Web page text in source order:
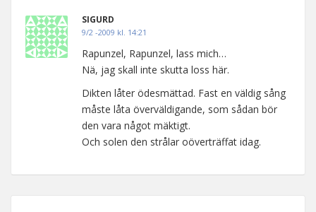
SIGURD
9/2 -2009 kl. 14:21
Rapunzel, Rapunzel, lass mich…
Nä, jag skall inte skutta loss här.
Dikten låter ödesmättad. Fast en väldig sång
måste låta överväldigande, som sådan bör
den vara något mäktigt.
Och solen den strålar oöverträffat idag.